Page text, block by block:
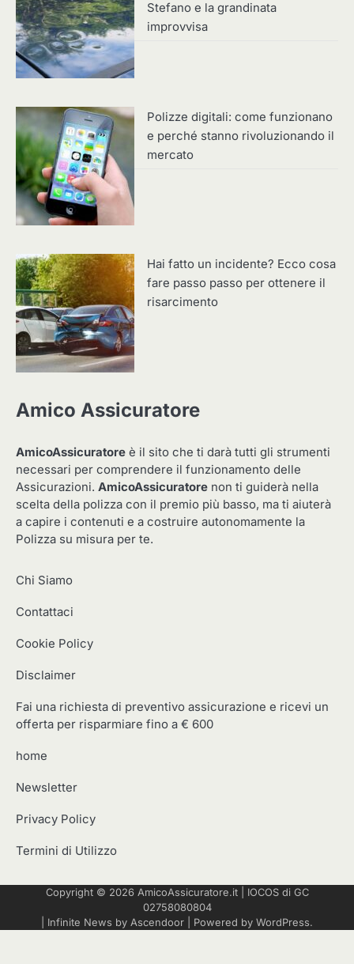
Stefano e la grandinata
improvvisa
Polizze digitali: come funzionano
e perché stanno rivoluzionando il
mercato
Hai fatto un incidente? Ecco cosa
fare passo passo per ottenere il
risarcimento
Amico Assicuratore
AmicoAssicuratore è il sito che ti darà tutti gli strumenti
necessari per comprendere il funzionamento delle
Assicurazioni. AmicoAssicuratore non ti guiderà nella
scelta della polizza con il premio più basso, ma ti aiuterà
a capire i contenuti e a costruire autonomamente la
Polizza su misura per te.
Chi Siamo
Contattaci
Cookie Policy
Disclaimer
Fai una richiesta di preventivo assicurazione e ricevi un
offerta per risparmiare fino a € 600
home
Newsletter
Privacy Policy
Termini di Utilizzo
Copyright © 2026 AmicoAssicuratore.it| IOCOSdi GC
02758080804
| Infinite News by Ascendoor | Powered by WordPress.